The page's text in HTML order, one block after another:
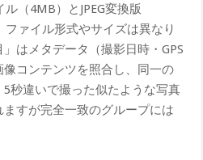
（4MB）とJPEG変換版
ファイル形式やサイズは異なり
はメタデータ（撮影日時・GPS
コンテンツを照合し、同一の
秒違いで撮った似たような写真
すが完全一致のグループには